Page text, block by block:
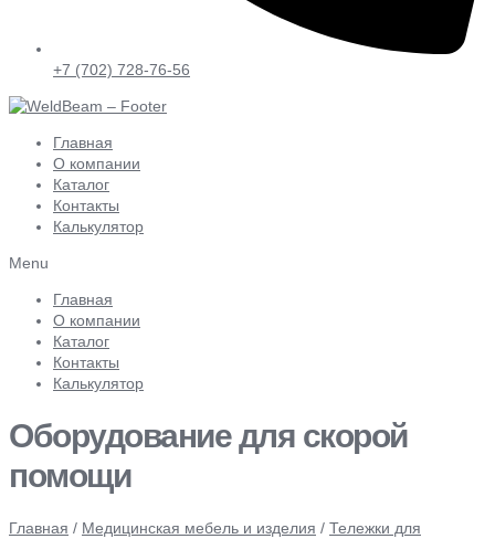
+7 (702) 728-76-56
Главная
О компании
Каталог
Контакты
Калькулятор
Menu
Главная
О компании
Каталог
Контакты
Калькулятор
Оборудование для скорой
помощи
Главная / Медицинская мебель и изделия / Тележки для